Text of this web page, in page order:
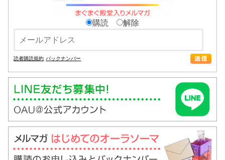
購読 解除
読者購読規約 バックナンバー